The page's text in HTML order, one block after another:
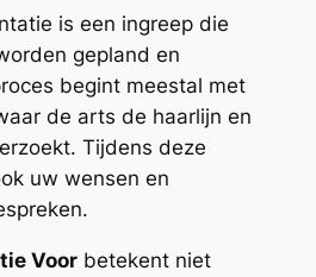
is een ingreep die
gepland en
begint meestal met
de arts de haarlijn en
Tijdens deze
uw wensen en
Voorbetekent niet